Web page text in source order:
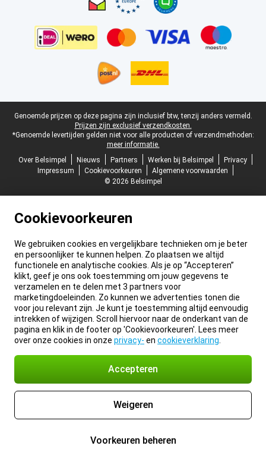
Juridische voettekst
Genoemde prijzen op deze pagina zijn inclusief btw, tenzij anders vermeld.
Prijzen zijn exclusief verzendkosten.
*Genoemde levertijden gelden niet voor alle producten of verzendmethoden:
meer informatie.
Over Belsimpel
Nieuws Partners Werken bij Belsimpel
Privacy
Impressum
Cookievoorkeuren
Algemene voorwaarden
© 2026 Belsimpel
Cookievoorkeuren
We gebruiken cookies en vergelijkbare technieken om je beter
en persoonlijker te kunnen helpen. Zo plaatsen we altijd
functionele en analytische cookies. Als je op “Accepteren”
klikt, geef je ons ook toestemming om jouw gegevens te
verzamelen en te delen met 3 partners voor
marketingdoeleinden. Zo kunnen we advertenties tonen die
voor jou relevant zijn. Je kunt je toestemming altijd eenvoudig
intrekken of wijzigen. Scroll hiervoor naar de onderkant van de
pagina en klik in de footer op 'Cookievoorkeuren'. Lees meer
over onze cookies in onze privacy- en cookieverklaring
Accepteren
Weigeren
Voorkeuren beheren